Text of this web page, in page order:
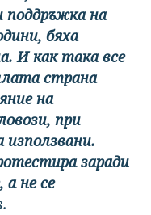
поддръжка на
бяха
И как така все
страна
на
при
използвани.
заради
не се